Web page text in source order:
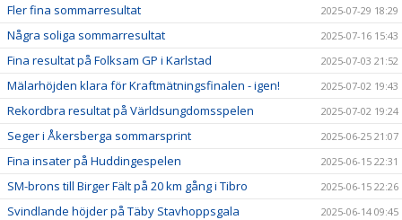
Fler fina sommarresultat 2025-07-29 18:29
Några soliga sommarresultat 2025-07-16 15:43
Fina resultat på Folksam GP i Karlstad 2025-07-03 21:52
Mälarhöjden klara för Kraftmätningsfinalen - igen! 2025-07-02 19:43
Rekordbra resultat på Världsungdomsspelen 2025-07-02 19:24
Seger i Åkersberga sommarsprint 2025-06-25 21:07
Fina insater på Huddingespelen 2025-06-15 22:31
SM-brons till Birger Fält på 20 km gång i Tibro 2025-06-15 22:26
Svindlande höjder på Täby Stavhoppsgala 2025-06-14 09:45